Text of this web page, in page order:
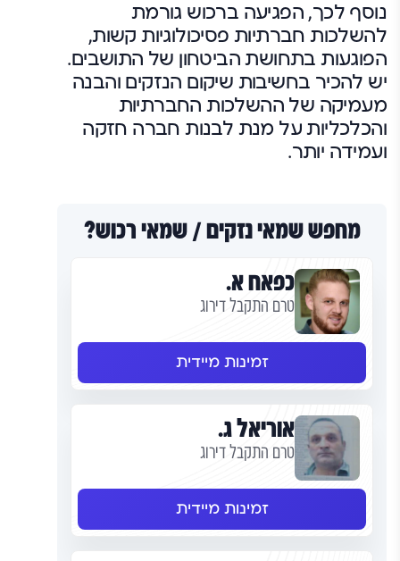
נוסף לכך, הפגיעה ברכוש גורמת
להשלכות חברתיות פסיכולוגיות קשות,
הפוגעות בתחושת הביטחון של התושבים.
יש להכיר בחשיבות שיקום הנזקים והבנה
מעמיקה של ההשלכות החברתיות
והכלכליות על מנת לבנות חברה חזקה
ועמידה יותר.
מחפש שמאי נזקים / שמאי רכוש?
כפאח א.
טרם התקבל דירוג
זמינות מיידית
אוריאל ג.
טרם התקבל דירוג
זמינות מיידית